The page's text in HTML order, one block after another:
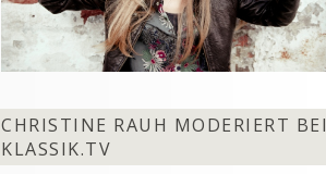
CHRISTINE RAUH MODERIERT BEI
KLASSIK.TV